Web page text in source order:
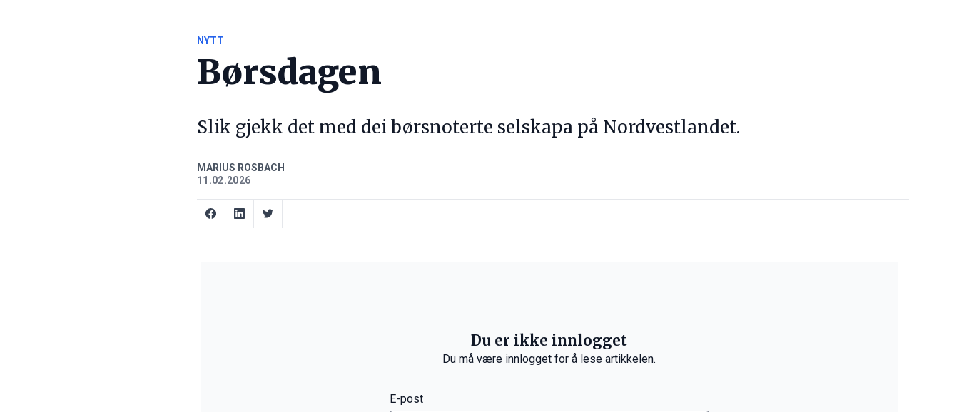
NYTT
Børsdagen
Slik gjekk det med dei børsnoterte selskapa på Nordvestlandet.
MARIUS ROSBACH
11.02.2026
Du er ikke innlogget
Du må være innlogget for å lese artikkelen.
E-post